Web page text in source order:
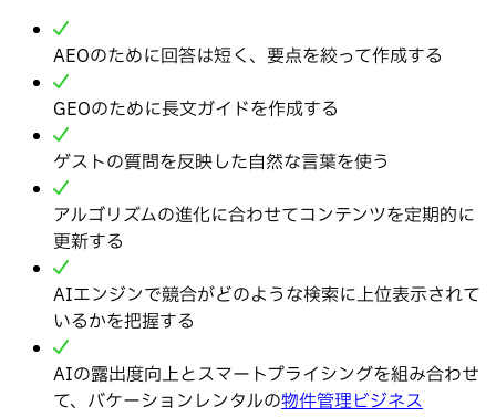
AEOのために回答は短く、要点を絞って作成する
GEOのために長文ガイドを作成する
ゲストの質問を反映した自然な言葉を使う
アルゴリズムの進化に合わせてコンテンツを定期的に
更新する
AIエンジンで競合がどのような検索に上位表示されて
いるかを把握する
AIの露出度向上とスマートプライシングを組み合わせ
て、バケーションレンタルの物件管理ビジネス